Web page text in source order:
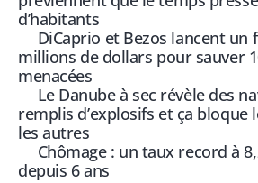
d’habitants
DiCaprio et Bezos lancent un
millions de dollars pour sauver
menacées
Le Danube à sec révèle des
remplis d’explosifs et ça bloque
les autres
Chômage : un taux record à
depuis 6 ans